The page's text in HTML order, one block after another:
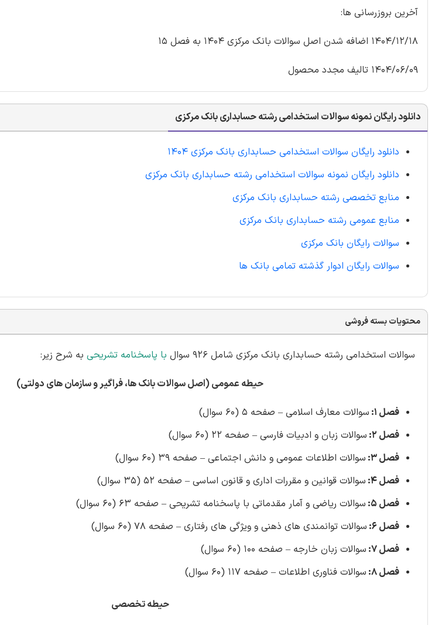
آخرین بروزرسانی ها:
1404/12/18 اضافه شدن اصل سوالات بانک مرکزی 1404 به فصل 15
1404/06/09 تالیف مجدد محصول
دانلود رایگان نمونه سوالات استخدامی رشته حسابداری بانک مرکزی
دانلود رایگان سوالات استخدامی حسابداری بانک مرکزی 1404
دانلود رایگان نمونه سوالات استخدامی رشته حسابداری بانک مرکزی
منابع تخصصی رشته حسابداری بانک مرکزی
منابع عمومی رشته حسابداری بانک مرکزی
سوالات رایگان بانک مرکزی
سوالات رایگان ادوار گذشته تمامی بانک ها
محتویات بسته فروشی
سوالات استخدامی رشته حسابداری بانک مرکزی شامل 926 سوال با پاسخنامه تشریحی به شرح زیر:
حیطه عمومی (اصل سوالات بانک ها، فراگیر و سازمان های دولتی)
فصل 1:
سوالات معارف اسلامی – صفحه 5 (60 سوال)
فصل 2:
سوالات زبان و ادبیات فارسی – صفحه 22 (60 سوال)
فصل 3:
سوالات اطلاعات عمومی و دانش اجتماعی – صفحه 39 (60 سوال)
فصل 4:
سوالات قوانین و مقررات اداری و قانون اساسی – صفحه 52 (35 سوال)
فصل 5:
سوالات ریاضی و آمار مقدماتی با پاسخنامه تشریحی – صفحه 63 (60 سوال)
فصل 6:
سوالات توانمندی های ذهنی و ویژگی های رفتاری – صفحه 78 (60 سوال)
فصل 7:
سوالات زبان خارجه – صفحه 100 (60 سوال)
فصل 8:
سوالات فناوری اطلاعات – صفحه 117 (60 سوال)
حیطه تخصصی